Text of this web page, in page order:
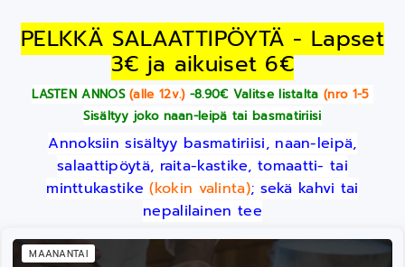
PELKKÄ SALAATTIPÖYTÄ - Lapset
3€ ja aikuiset 6€
LASTEN ANNOS(alle 12v.)-8.90€ Valitse listalta (nro 1-5
Sisältyy joko naan-leipä tai basmatiriisi
Annoksiin sisältyy basmatiriisi, naan-leipä,
salaattipöytä, raita-kastike, tomaatti- tai
minttukastike(kokin valinta); sekä kahvi tai
nepalilainen tee
MAANANTAI